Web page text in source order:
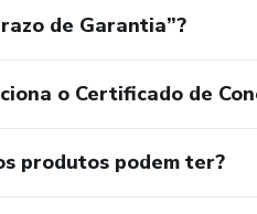
Exercícios permutados II
Reflexão e espelhos
Leis de newton
de Garantia”?
o Certificado de
produtos podem ter?